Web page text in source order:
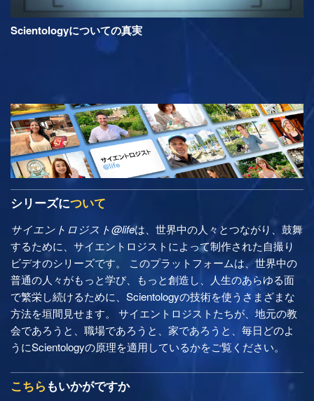
Scientologyについての真実
シリーズについて
サイエントロジスト@lifeは、世界中の人々とつながり、鼓舞
するために、サイエントロジストによって制作された自撮り
ビデオのシリーズです。 このプラットフォームは、世界中の
普通の人々がもっと学び、もっと創造し、人生のあらゆる面
で繁栄し続けるために、Scientologyの技術を使うさまざまな
方法を垣間見せます。 サイエントロジストたちが、地元の教
会であろうと、職場であろうと、家であろうと、毎日どのよ
うにScientologyの原理を適用しているかをご覧ください。
こちら もいかがですか